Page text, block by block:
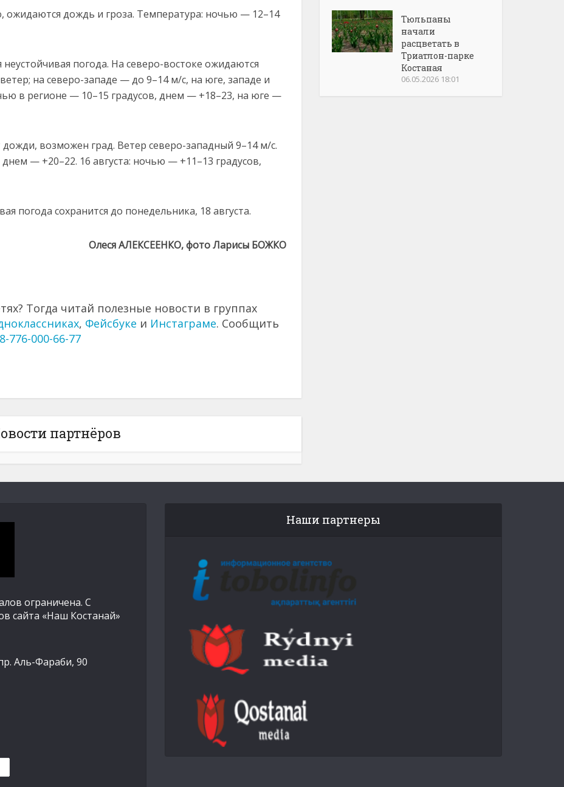
ожидаются дождь и гроза. Температура: ночью — 12–14
неустойчивая погода. На северо-востоке ожидаются
на северо-западе — до 9–14 м/с, на юге, западе и
в регионе — 10–15 градусов, днем — +18–23, на юге —
возможен град. Ветер северо-западный 9–14 м/с.
— +20–22. 16 августа: ночью — +11–13 градусов,
погода сохранится до понедельника, 18 августа.
Олеся АЛЕКСЕЕНКО, фото Ларисы БОЖКО
Тогда читай полезные новости в группах
, Фейсбуке и Инстаграме. Сообщить
8-776-000-66-77
партнёров
Тюльпаны
начали
расцветать в
Триатлон-парке
Костаная
06.05.2026 18:01
ограничена. С
сайта «Наш Костанай»
Аль-Фараби, 90
Наши партнеры